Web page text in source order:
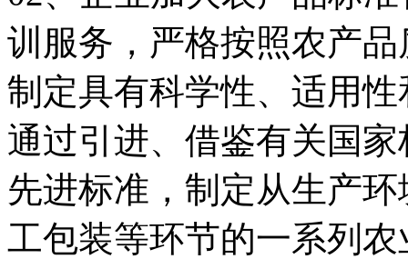
训服务，严格按照农产
制定具有科学性、适用
通过引进、借鉴有关国
先进标准，制定从生产
工包装等环节的一系列